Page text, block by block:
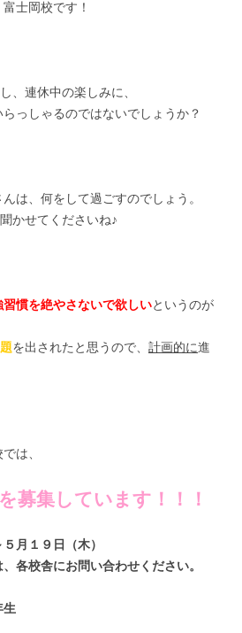
士岡校です！
、連休中の楽しみに、
っしゃるのではないでしょうか？
は、何をして過ごすのでしょう。
かせてくださいね♪
習慣を絶やさないで欲しいというのが
を出されたと思うので、 計画的に進
は、
募集しています！！！
月１９日（木）
各校舎にお問い合わせください。
生